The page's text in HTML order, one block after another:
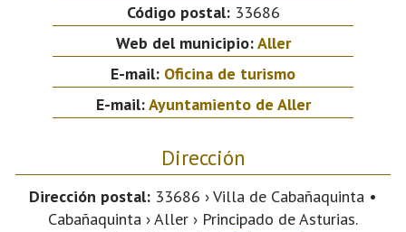
Código postal:33686
Web del municipio:Aller
E-mail: Oficina de turismo
E-mail:Ayuntamiento de Aller
Dirección
Dirección postal: 33686 › Villa de Cabañaquinta •
Cabañaquinta › Aller › Principado de Asturias.